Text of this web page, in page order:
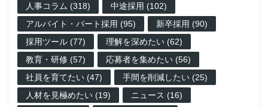
人事コラム (318)
中途採用 (102)
アルバイト・パート採用 (95)
新卒採用 (90)
採用ツール (77)
理解を深めたい (62)
教育・研修 (57)
応募者を集めたい (56)
社員を育てたい (47)
手間を削減したい (25)
人材を見極めたい (19)
ニュース (16)